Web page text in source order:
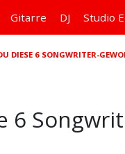
Gitarre DJ Studio
DIESE 6 SONGWRITER-
6